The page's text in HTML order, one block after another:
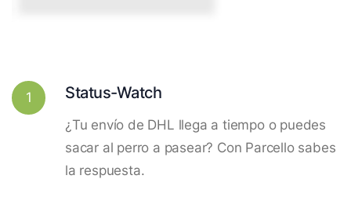
1 Status-Watch
¿Tu envío de DHL llega a tiempo o puedes
sacar al perro a pasear? Con Parcello sabes
la respuesta.